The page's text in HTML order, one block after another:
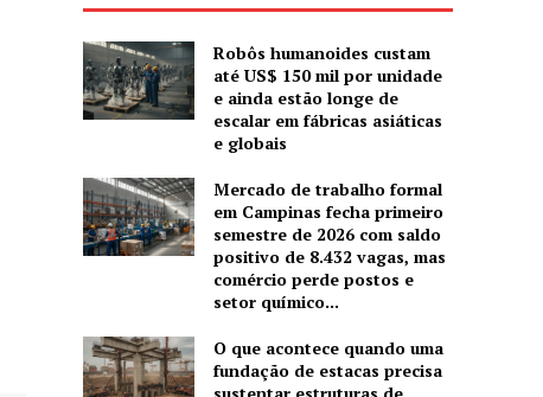
Robôs humanoides custam
até US$ 150 mil por unidade
e ainda estão longe de
escalar em fábricas asiáticas
e globais
Mercado de trabalho formal
em Campinas fecha primeiro
semestre de 2026 com saldo
positivo de 8.432 vagas, mas
comércio perde postos e
setor químico...
O que acontece quando uma
fundação de estacas precisa